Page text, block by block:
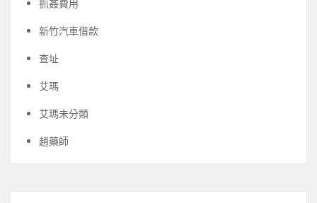
抓姦費用
新竹汽車借款
查址
艾瑪
艾瑪未分類
趙藥師